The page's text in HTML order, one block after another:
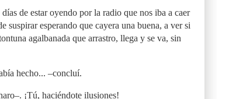
de estar oyendo por la radio que nos iba a caer
suspirar esperando que cayera una buena, a ver si
agalbanada que arrastro, llega y se va, sin
hecho... –concluí.
¡Tú, haciéndote ilusiones!